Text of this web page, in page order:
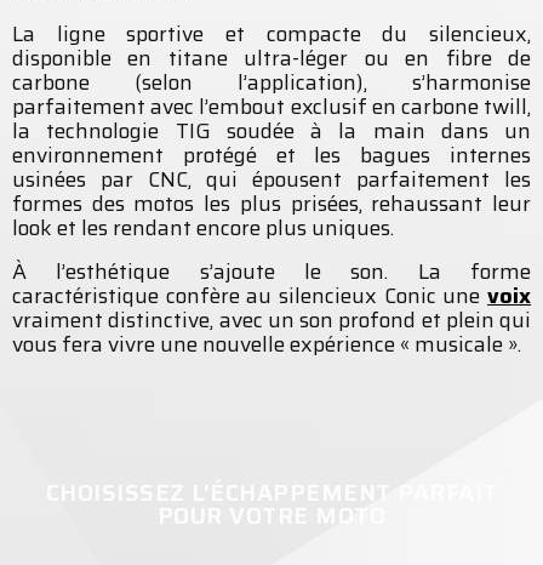
La ligne sportive et compacte du silencieux,
disponible en titane ultra-léger ou en fibre de
carbone (selon l’application), s’harmonise
parfaitement avec l’embout exclusif en carbone twill,
la technologie TIG soudée à la main dans un
environnement protégé et les bagues internes
usinées par CNC, qui épousent parfaitement les
formes des motos les plus prisées, rehaussant leur
look et les rendant encore plus uniques.
À l’esthétique s’ajoute le son. La forme
caractéristique confère au silencieux Conic une voix
vraiment distinctive, avec un son profond et plein qui
vous fera vivre une nouvelle expérience « musicale ».
CHOISISSEZ L'ÉCHAPPEMENT PARFAIT